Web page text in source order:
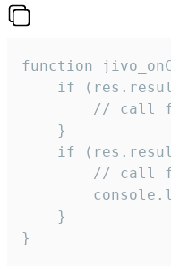
function
if
// call
    }
if
// call
    }
}